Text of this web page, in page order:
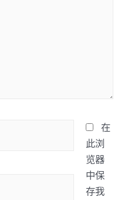
在
此浏
览器
中保
存我